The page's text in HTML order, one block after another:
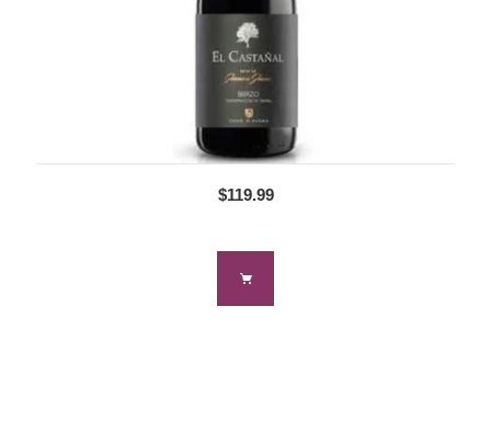
$119.99